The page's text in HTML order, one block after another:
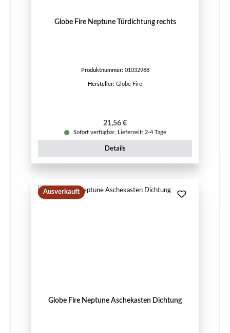
Globe Fire Neptune Türdichtung rechts
Produktnummer: 01032988
Hersteller: Globe Fire
Regulärer Preis:
21,56 €
Sofort verfügbar, Lieferzeit: 2-4 Tage
Details
Ausverkauft
Globe Fire Neptune Aschekasten Dichtung